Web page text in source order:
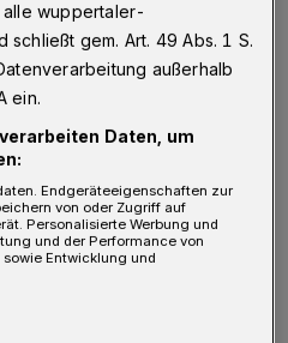
im Fokus,
der Stadt Wuppertal,
forensische Klinik
Straftäter auf der
gegen das die
alle wuppertaler-
gem. Art. 49 Abs. 1 S.
außerhalb
ein.
Daten, um
Endgeräteeigenschaften zur
von oder Zugriff auf
Personalisierte Werbung und
und der Performance von
Entwicklung und